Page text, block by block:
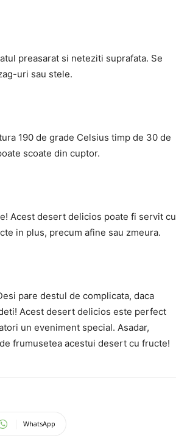
preasarat si neteziti suprafata. Se
uri sau stele.
190 de grade Celsius timp de 30 de
scoate din cuptor.
Acest desert delicios poate fi servit cu
in plus, precum afine sau zmeura.
pare destul de complicata, daca
Acest desert delicios este perfect
un eveniment special. Asadar,
frumusetea acestui desert cu fructe!
WhatsApp